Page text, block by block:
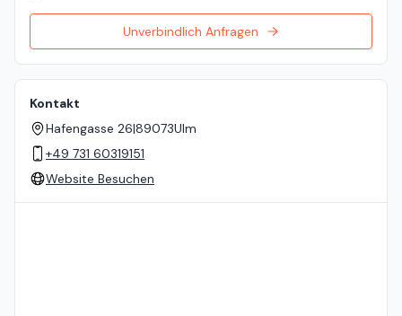
Unverbindlich Anfragen
Kontakt
Hafengasse 26|89073Ulm
+49 731 60319151
Website Besuchen